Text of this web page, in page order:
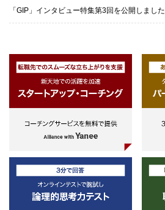
「GIP」インタビュー特集第3回を公開しました